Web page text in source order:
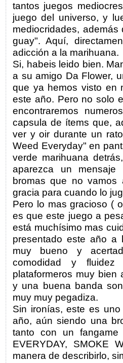
tantos juegos
juego del universo, y
mediocridades,
guay". Aquí,
adicción a la marihuana.
Si, habeis leido bien.
a su amigo Da Flower,
que ya hemos visto en
este año. Pero no solo
encontraremos
capsula de ítems que,
ver y oir durante un
Weed Everyday" en
verde marihuana
aparezca un
bromas que no
gracia para cuando lo
Pero lo mas gracioso (
es que este juego a
está muchísimo mas
presentado este año a
muy bueno y
comodidad y fluidez
plataformeros muy bien
y una buena banda
muy muy pegadiza.
Sin ironías, este es
año, aún siendo una
tanto con un
EVERYDAY, SMOKE
manera de describirlo,